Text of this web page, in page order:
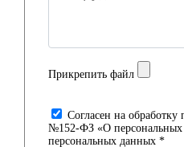
Прикрепить файл
Cогласен на
№152-ФЗ «О персональных
персональных данных *